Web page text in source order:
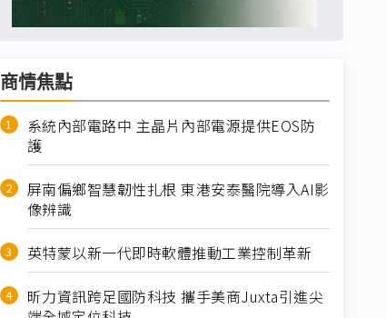
商情焦點
系統內部電路中 主晶片內部電源提供EOS防
護
屏南偏鄉智慧韌性扎根 東港安泰醫院導入AI影
像辨識
英特蒙以新一代即時軟體推動工業控制革新
昕力資訊跨足國防科技 攜手美商Juxta引進尖